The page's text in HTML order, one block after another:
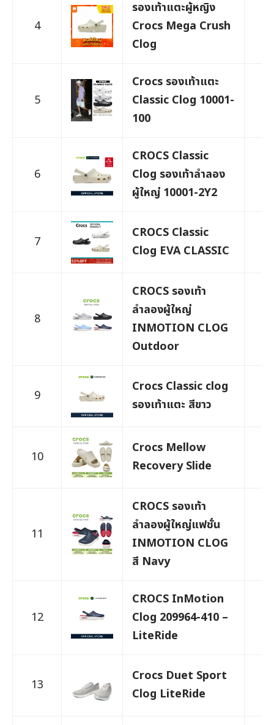
4
รองเท้าแตะผู้หญิง
Crocs Mega Crush
Clog
5
Crocs รองเท้าแตะ
Classic Clog 10001-
100
6
CROCS Classic
Clog รองเท้าลำลอง
ผู้ใหญ่ 10001-2Y2
7
CROCS Classic
Clog EVA CLASSIC
8
CROCS รองเท้า
ลำลองผู้ใหญ่
INMOTION CLOG
Outdoor
9
Crocs Classic clog
รองเท้าแตะ สีขาว
10
Crocs Mellow
Recovery Slide
11
CROCS รองเท้า
ลำลองผู้ใหญ่แฟชั่น
INMOTION CLOG
สี Navy
12
CROCS InMotion
Clog 209964-410 –
LiteRide
13
Crocs Duet Sport
Clog LiteRide